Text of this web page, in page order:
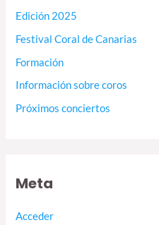
Edición 2025
Festival Coral de Canarias
Formación
Información sobre coros
Próximos conciertos
Meta
Acceder